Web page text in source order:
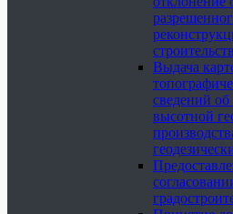
Выдача
сведений
высотной